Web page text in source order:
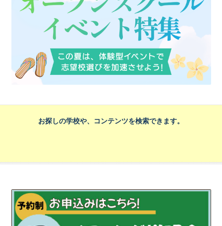
お探しの学校や、コンテンツを検索できます。